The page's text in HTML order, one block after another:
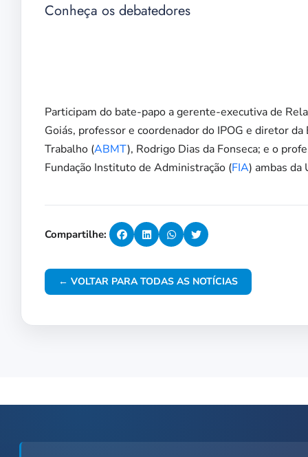
Conheça os debatedores
Participam do bate-papo a gerente-executiva de
Goiás, professor e coordenador do IPOG e diretor
Trabalho (ABMT), Rodrigo Dias da Fonseca; e o
Fundação Instituto de Administração (FIA) ambas da
Compartilhe:
← VOLTAR PARA TODAS AS NOTÍCIAS